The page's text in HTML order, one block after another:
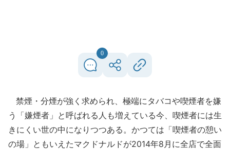
0
禁煙・分煙が強く求められ、極端にタバコや喫煙者を嫌
う「嫌煙者」と呼ばれる人も増えている今、喫煙者には生
きにくい世の中になりつつある。かつては「喫煙者の憩い
の場」ともいえたマクドナルドが2014年8月に全店で全面